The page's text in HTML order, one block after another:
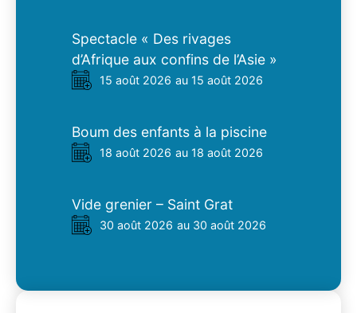
Spectacle « Des rivages
d’Afrique aux confins de l’Asie »
15 août 2026 au 15 août 2026
Boum des enfants à la piscine
18 août 2026 au 18 août 2026
Vide grenier – Saint Grat
30 août 2026 au 30 août 2026